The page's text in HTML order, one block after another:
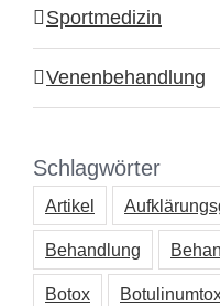
Sportmedizin
Venenbehandlung
Schlagwörter
Artikel
Behandlung
Botox